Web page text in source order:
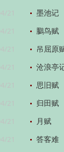
21 墨池记
21 鵩鸟赋
21 吊屈原
21 沧浪亭
21 思旧赋
21 归田赋
21 月赋
21 答客难